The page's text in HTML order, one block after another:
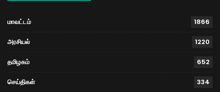
மாவட்டம் 1866
அரசியல் 1220
தமிழகம் 652
செய்திகள் 334